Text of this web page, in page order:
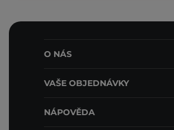
O NÁS
VAŠE OBJEDNÁVKY
NÁPOVĚDA